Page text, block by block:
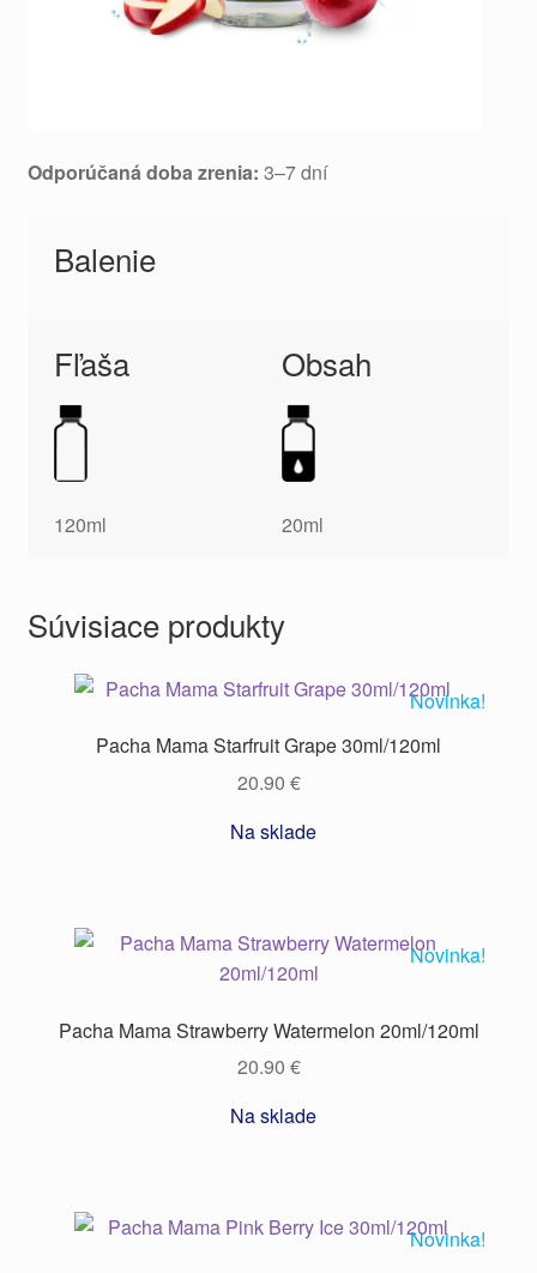
Odporúčaná doba zrenia: 3–7 dní
Balenie
Fľaša
120ml
Obsah
20ml
Súvisiace produkty
Novinka!
Pacha Mama Starfruit Grape 30ml/120ml
20.90 €
Na sklade
Novinka!
Pacha Mama Strawberry Watermelon 20ml/120ml
20.90 €
Na sklade
Novinka!